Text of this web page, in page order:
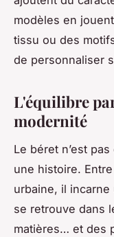
modèles en
tissu ou des
de personnaliser
L'équilibre
modernité
Le béret n’est
une histoire.
urbaine, il
se retrouve dans
matières… et des